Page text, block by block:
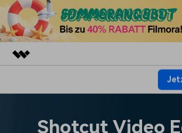
Dienstprogramme
Shotcut Video